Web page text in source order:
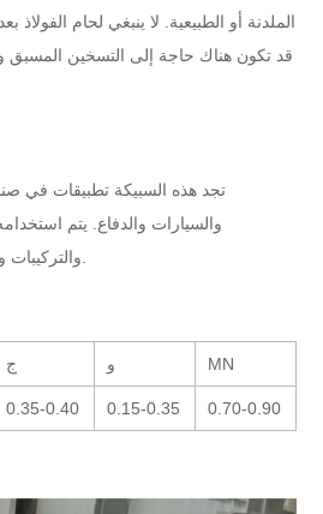
الملدنة أو الطبيعية. لا ينبغي لحام الفولاذ
قد تكون هناك حاجة إلى التسخين المسبق
تجد هذه السبيكة تطبيقات في
والسيارات والدفاع. يتم
ج و MN
0.35-0.40 0.15-0.35 0.70-0.90